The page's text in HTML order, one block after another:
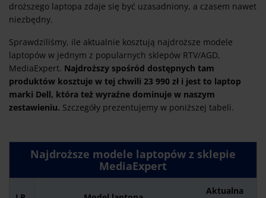
droższego laptopa zdaje się być uzasadniony, a czasem nawet
niezbędny.
Sprawdziliśmy, ile aktualnie kosztują najdroższe modele
laptopów w jednym z popularnych sklepów RTV/AGD,
MediaExpert. Najdroższy spośród dostępnych tam
produktów kosztuje w tej chwili 23 990 zł i jest to laptop
marki Dell, która też wyraźne dominuje w naszym
zestawieniu. Szczegóły prezentujemy w poniższej tabeli.
Najdroższe modele laptopów z sklepie
MediaExpert
Aktualna